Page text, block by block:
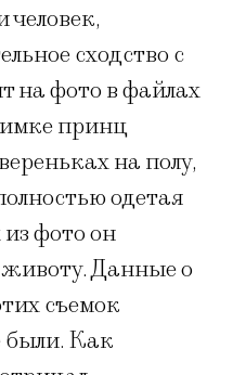
сходство с
на фото в файлах
принц
на полу,
одетая
фото он
животу. Данные о
съемок
были. Как